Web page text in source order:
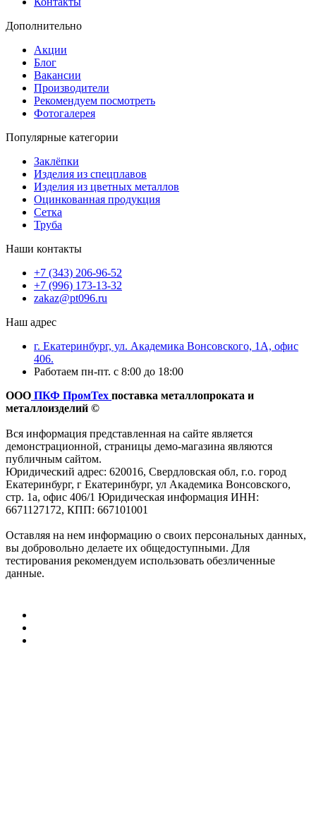
Дополнительно
Акции
Блог
Вакансии
Производители
Рекомендуем посмотреть
Фотогалерея
Популярные категории
Заклёпки
Изделия из спецплавов
Изделия из цветных металлов
Оцинкованная продукция
Сетка
Труба
Наши контакты
+7 (343) 206-96-52
+7 (996) 173-13-32
zakaz@pt096.ru
Наш адрес
г. Екатеринбург, ул. Академика Вонсовского, 1А, офис
406.
Работаем пн-пт. с 8:00 до 18:00
ООО ПКФ ПромТех поставка металлопроката и
металлоизделий ©
Вся информация представленная на сайте является
демонстрационной, страницы демо-магазина являются
публичным сайтом.
Юридический адрес: 620016, Свердловская обл, г.о. город
Екатеринбург, г Екатеринбург, ул Академика Вонсовского,
стр. 1а, офис 406/1 Юридическая информация ИНН:
6671127172, КПП: 667101001
Оставляя на нем информацию о своих персональных данных,
вы добровольно делаете их общедоступными. Для
тестирования рекомендуем использовать обезличенные
данные.